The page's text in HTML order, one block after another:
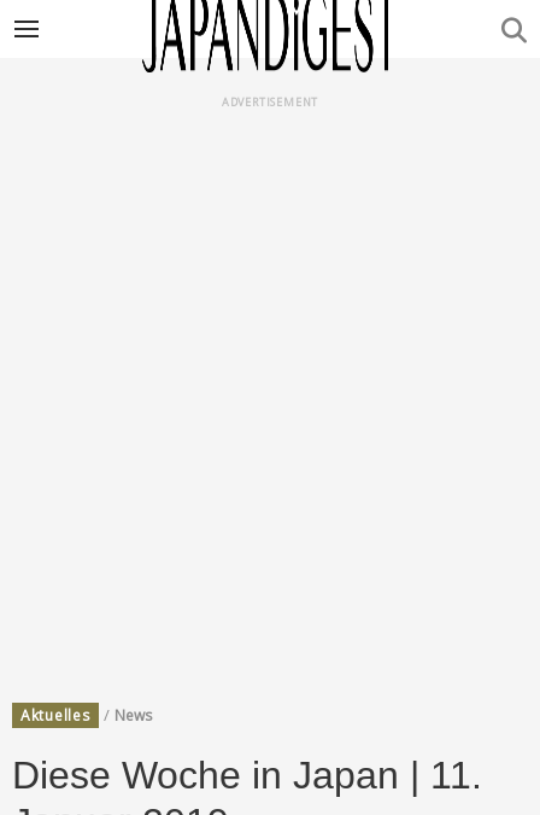
ADVERTISEMENT
Aktuelles / News
Diese Woche in Japan | 11.